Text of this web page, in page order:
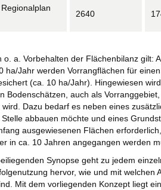
2640
o. a. Vorbehalten der Flächenbilanz gilt:
ha/Jahr werden Vorrangflächen für
(ca. 10 ha/Jahr). Hingewiesen
Bodenschätzen, auch als
Dazu bedarf es neben eines
abbauen möchte und eines
ausgewiesenen Flächen
in ca. 10 Jahren angegangen werden
Synopse geht zu jedem
hervor, wie und mit welchen
Mit dem vorliegenden Konzept liegt